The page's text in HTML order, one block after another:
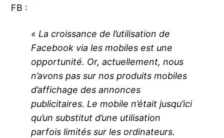
FB :
« La croissance de l’utilisation de
Facebook via les mobiles est une
opportunité. Or, actuellement, nous
n’avons pas sur nos produits mobiles
d’affichage des annonces
publicitaires. Le mobile n’était jusqu’ici
qu’un substitut d’une utilisation
parfois limités sur les ordinateurs.